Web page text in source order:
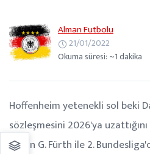
Alman Futbolu
21/01/2022
Okuma süresi: ~1 dakika
Hoffenheim yetenekli sol beki
sözleşmesini 2026'ya
sezon G. Fürth ile 2.